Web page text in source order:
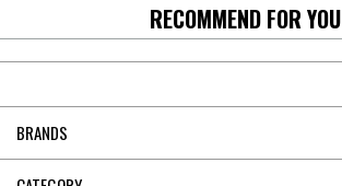
RECOMMEND FOR YOU
BRANDS